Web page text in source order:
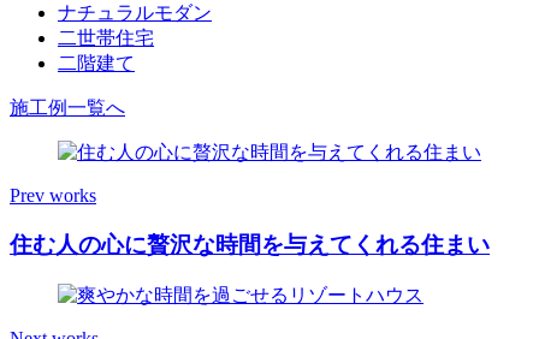
ナチュラルモダン
二世帯住宅
二階建て
施工例一覧へ
Prev works
住む人の心に贅沢な時間を与えてくれる住まい